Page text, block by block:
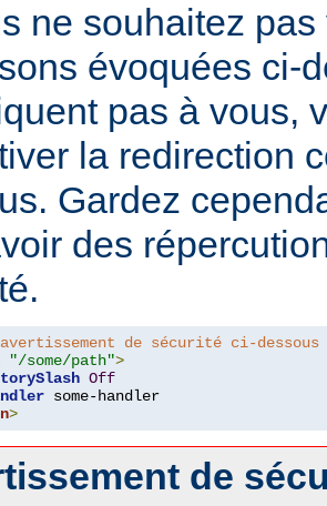
ne souhaitez
évoquées ci-
pas à vous,
la redirection
Gardez
des
de sécurité ci-
"/some/path">
Off
>
de